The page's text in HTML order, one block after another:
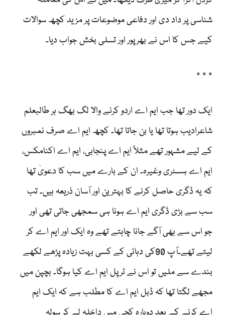
شناسی پر داد دی اور دفاعی موضوعات پر مزید کچھ سوالات
کیے جس کا اس نے بھرپور اور تسلی بخش جواب دیا۔
٭ ٭ ٭
ایک دور تھا جب ایم اے اردو کرنے والا لگ بھگ ہر طالبعلم
شاعرادیب ہوتا تھا یا بن جاتا تھا۔ کچھ ایم اے صرف نمبروں
کے لیے مشہور تھے مثلاً ایم اے پنجابی، ایم اے اکنامکس،
ایم اے ہسٹری وغیرہ۔ ان کے بارے میں سب کا دعویٰ تھا
کہ یہ ڈگری حاصل کرنے کا بہترین اور آسان ذریعہ ہیں۔ تب
سب سے بڑی ڈگری ایم اے ہونا ہی سمجھی جاتی تھی اور
جو اس سے بھی آگے جانا چاہتے تھے وہ ایک اور ایم اے کر
لیتے تھے۔آپ 90کی دہائی کے کسی بہت زیادہ پڑھے لکھے
بندے سے ملیں تو اس نے ٹرپل ایم اے کیا ہوگا۔ بچپن میں
مجھے لگتا تھا کہ ڈبل ایم اے کا مطلب ہے کہ ایک ایم